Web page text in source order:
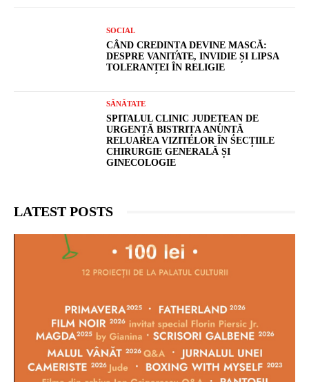
SOCIAL
CÂND CREDINȚA DEVINE MASCĂ:
DESPRE VANITATE, INVIDIE ȘI LIPSA
TOLERANȚEI ÎN RELIGIE
SĂNĂTATE
SPITALUL CLINIC JUDEȚEAN DE
URGENȚĂ BISTRIȚA ANUNȚĂ
RELUAREA VIZITELOR ÎN SECȚIILE
CHIRURGIE GENERALĂ ȘI
GINECOLOGIE
LATEST POSTS